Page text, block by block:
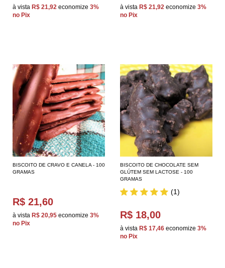
à vista R$ 21,92 economize 3%
no Pix
à vista R$ 21,92 economize 3%
no Pix
BISCOITO DE CRAVO E CANELA - 100
GRAMAS
R$ 21,60
à vista R$ 20,95 economize 3%
no Pix
BISCOITO DE CHOCOLATE SEM
GLÚTEM SEM LACTOSE - 100
GRAMAS
(1)
R$ 18,00
à vista R$ 17,46 economize 3%
no Pix